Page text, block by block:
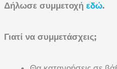
Δήλωσε συμμετοχή εδώ.
Γιατί να συμμετάσχεις;